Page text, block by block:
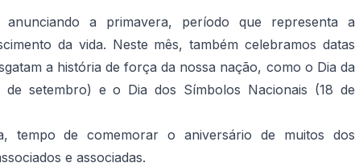
anunciando a primavera, período que representa a
da vida. Neste mês, também celebramos datas
a história de força da nossa nação, como o Dia da
de setembro) e o Dia dos Símbolos Nacionais (18 de
tempo de comemorar o aniversário de muitos dos
e associadas.